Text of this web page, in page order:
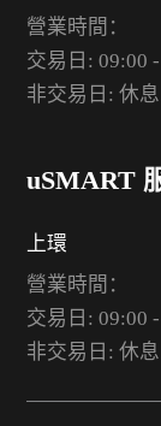
營業時間：
交易日: 09:00
非交易日: 休息
uSMART
上環
營業時間：
交易日: 09:00
非交易日: 休息